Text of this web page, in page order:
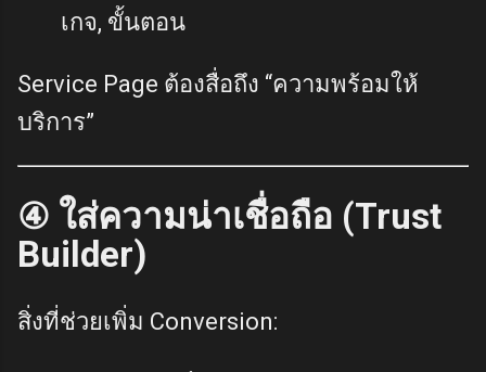
เกจ, ขั้นตอน
Service Page ต้องสื่อถึง “ความพร้อมให้
บริการ”
④ ใส่ความน่าเชื่อถือ (Trust
Builder)
สิ่งที่ช่วยเพิ่ม Conversion: